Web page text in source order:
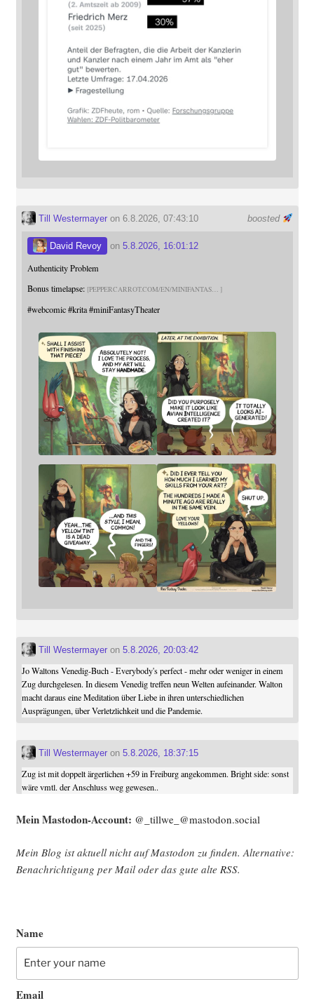
boosted
Till Westermayeron 6.8.2026, 07:43:10
David Revoy on 5.8.2026, 16:01:12
Authenticity Problem
Bonus timelapse: PEPPERCARROT.COM/EN/MINIFANTAS
#webcomic #krita #miniFantasyTheater
Till Westermayeron 5.8.2026, 20:03:42
Jo Waltons Venedig-Buch - Everybody's perfect - mehr oder weniger in einem
Zug durchgelesen. In diesem Venedig treffen neun Welten aufeinander. Walton
macht daraus eine Meditation über Liebe in ihren unterschiedlichen
Ausprägungen, über Verletzlichkeit und die Pandemie.
Till Westermayeron 5.8.2026, 18:37:15
Zug ist mit doppelt ärgerlichen +59 in Freiburg angekommen. Bright side: sonst
wäre vmtl. der Anschluss weg gewesen..
Mein Mast­o­don-Account: @_tillwe_@mastodon.social
Mein Blog ist aktu­ell nicht auf Mast­o­don zu fin­den. Alter­na­ti­ve:
Benach­rich­ti­gung per Mail oder das gute alte RSS.
Name
Email